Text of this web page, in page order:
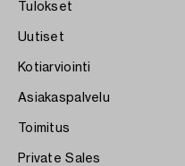
Tulokset
Uutiset
Kotiarviointi
Asiakaspalvelu
Toimitus
Private Sales